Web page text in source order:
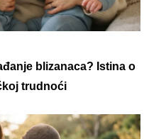
blizanaca? Istina o
trudnoći